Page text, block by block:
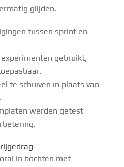
glijden.
tussen sprint en
gebruikt,
te schuiven in plaats van
werden getest
in bochten met